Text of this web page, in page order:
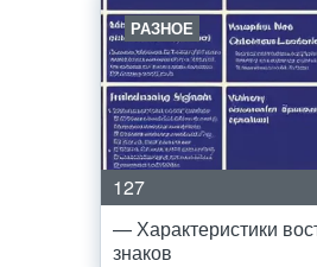
РАЗНОЕ
127
— Характеристики
знаков